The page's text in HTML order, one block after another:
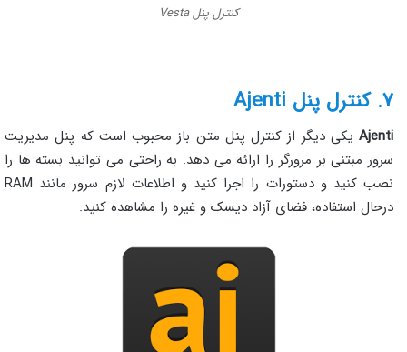
کنترل پنل Vesta
۷. کنترل پنل Ajenti
Ajenti یکی دیگر از کنترل پنل متن باز محبوب است که پنل مدیریت
سرور مبتنی بر مرورگر را ارائه می دهد. به راحتی می توانید بسته ها را
نصب کنید و دستورات را اجرا کنید و اطلاعات لازم سرور مانند RAM
درحال استفاده، فضای آزاد دیسک و غیره را مشاهده کنید.